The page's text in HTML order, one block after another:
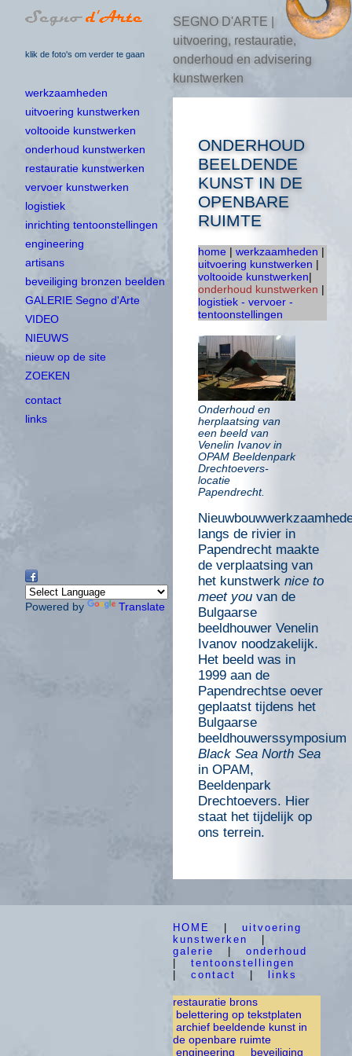
klik de foto's om verder te gaan
SEGNO D'ARTE |
uitvoering, restauratie,
onderhoud en advisering
kunstwerken
werkzaamheden
uitvoering kunstwerken
voltooide kunstwerken
onderhoud kunstwerken
restauratie kunstwerken
vervoer kunstwerken
logistiek
inrichting tentoonstellingen
engineering
artisans
beveiliging bronzen beelden
GALERIE Segno d'Arte
VIDEO
NIEUWS
nieuw op de site
ZOEKEN
contact
links
Powered by Translate
ONDERHOUD
BEELDENDE
KUNST IN DE
OPENBARE
RUIMTE
home | werkzaamheden |
uitvoering kunstwerken |
voltooide kunstwerken|
onderhoud kunstwerken |
logistiek - vervoer -
tentoonstellingen
Onderhoud en
herplaatsing van
een beeld van
Venelin Ivanov in
OPAM Beeldenpark
Drechtoevers-
locatie
Papendrecht.
langs de rivier in
Papendrecht maakte
de verplaatsing van
het kunstwerk nice to
meet you van de
Bulgaarse
beeldhouwer Venelin
Ivanov noodzakelijk.
Het beeld was in
1999 aan de
Papendrechtse oever
geplaatst tijdens het
Bulgaarse
beeldhouwerssymposium
Black Sea North Sea
in OPAM,
Beeldenpark
Drechtoevers. Hier
staat het tijdelijk op
ons terrein.
HOME
uitvoering
kunstwerken
galerie
onderhoud
tentoonstellingen
contact links
restauratie brons
belettering op tekstplaten
archief beeldende kunst in
de openbare ruimte
engineering
beveiliging